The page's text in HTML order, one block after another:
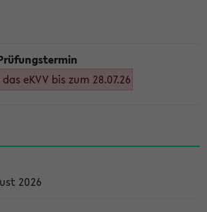
eKVV bis zum 28.07.26
2026